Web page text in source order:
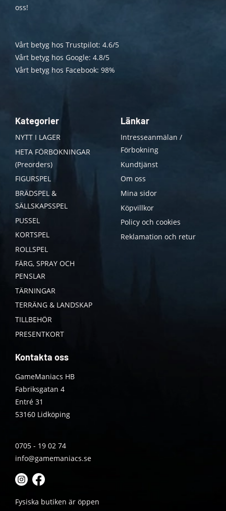
oss!
Vårt betyg hos Trustpilot: 4.6/5
Vårt betyg hos Google: 4.8/5
Vårt betyg hos Facebook: 98%
Kategorier
NYTT I LAGER
HETA FÖRBOKNINGAR
(Preorders)
FIGURSPEL
BRÄDSPEL &
SÄLLSKAPSSPEL
PUSSEL
KORTSPEL
ROLLSPEL
FÄRG, SPRAY OCH
PENSLAR
TÄRNINGAR
TERRÄNG & LANDSKAP
TILLBEHÖR
PRESENTKORT
Länkar
Intresseanmälan /
Förbokning
Kundtjänst
Om oss
Mina sidor
Köpvillkor
Policy och cookies
Reklamation och retur
Kontakta oss
GameManiacs HB
Fabriksgatan 4
Entré 31
53160 Lidköping
0705 - 19 02 74
info@gamemaniacs.se
Fysiska butiken är öppen